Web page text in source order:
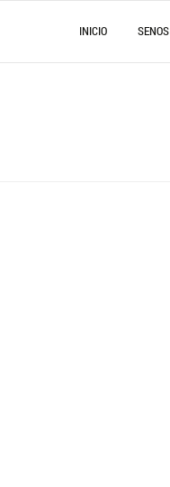
INICIO SENOS